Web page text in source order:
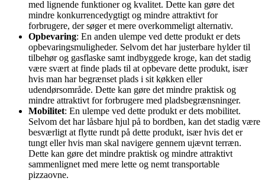
med lignende funktioner og kvalitet. Dette kan gøre det
mindre konkurrencedygtigt og mindre attraktivt for
forbrugere, der søger et mere overkommeligt alternativ.
Opbevaring: En anden ulempe ved dette produkt er dets
opbevaringsmuligheder. Selvom det har justerbare hylder til
tilbehør og gasflaske samt indbyggede kroge, kan det stadig
være svært at finde plads til at opbevare dette produkt, især
hvis man har begrænset plads i sit køkken eller
udendørsområde. Dette kan gøre det mindre praktisk og
mindre attraktivt for forbrugere med pladsbegrænsninger.
Mobilitet: En ulempe ved dette produkt er dets mobilitet.
Selvom det har låsbare hjul på to bordben, kan det stadig være
besværligt at flytte rundt på dette produkt, især hvis det er
tungt eller hvis man skal navigere gennem ujævnt terræn.
Dette kan gøre det mindre praktisk og mindre attraktivt
sammenlignet med mere lette og nemt transportable
pizzaovne.